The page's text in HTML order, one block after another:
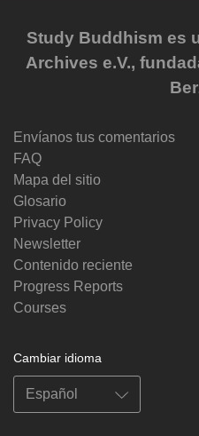
Study Buddhism es
Archives e.V.,
Envíanos tus comentarios
FAQ
Mapa del sitio
Glosario
Privacy Policy
Newsletter
Contenido reciente
Progress Reports
Courses
Cambiar idioma